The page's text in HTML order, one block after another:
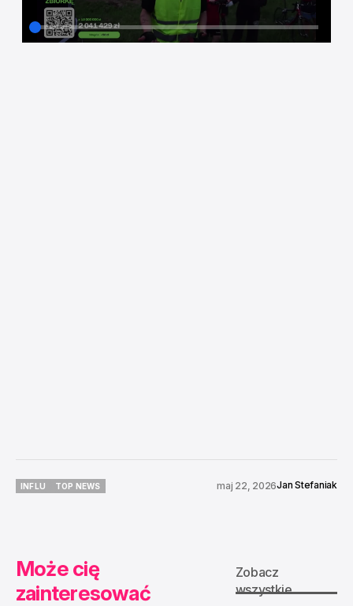
INFLU
TOP NEWS
maj 22, 2026Jan Stefaniak
Może cię
zainteresować
Zobacz
wszystkie